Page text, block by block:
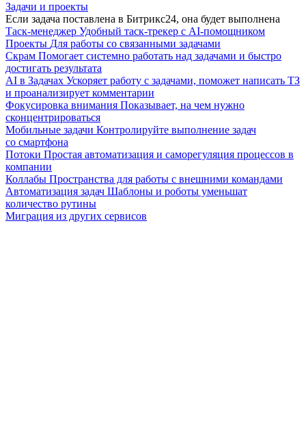
Задачи и проекты
Если задача поставлена в Битрикс24, она будет выполнена
Таск-менеджер Удобный таск-трекер с AI-помощником
Проекты Для работы со связанными задачами
Скрам Помогает системно работать над задачами и быстро
достигать результата
AI в Задачах Ускоряет работу с задачами, поможет написать ТЗ
и проанализирует комментарии
Фокусировка внимания Показывает, на чем нужно
сконцентрироваться
Мобильные задачи Контролируйте выполнение задач
со смартфона
Потоки Простая автоматизация и саморегуляция процессов в
компании
Коллабы Пространства для работы с внешними командами
Автоматизация задач Шаблоны и роботы уменьшат
количество рутины
Миграция из других сервисов